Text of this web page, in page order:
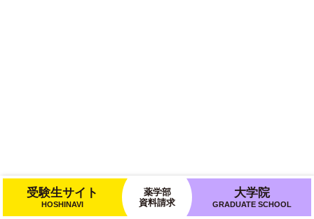
受験生サイト
HOSHINAVI
薬学部
資料請求
大学院
GRADUATE SCHOOL